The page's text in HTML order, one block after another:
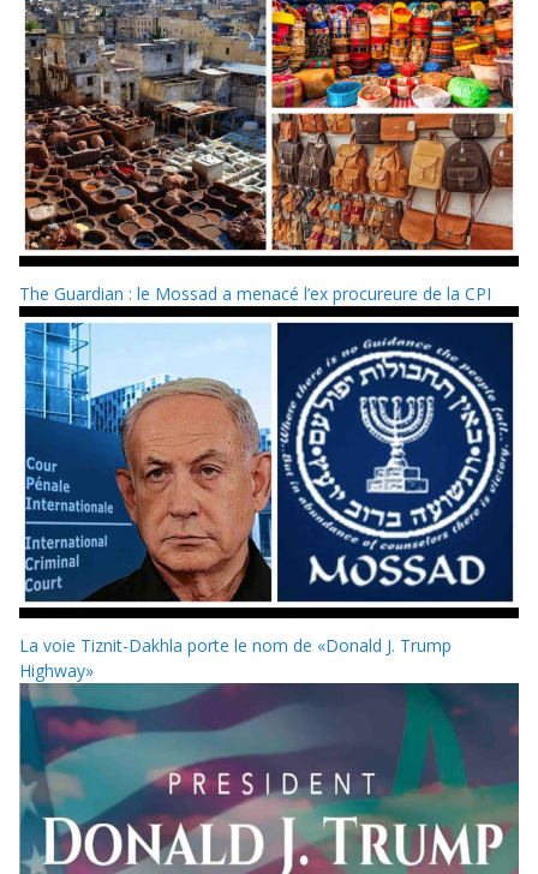
The Guardian : le Mossad a menacé l’ex procureure de la CPI
La voie Tiznit-Dakhla porte le nom de «Donald J. Trump
Highway»